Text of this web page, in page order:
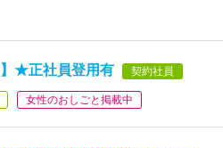
★正社員登用有 契約社員
女性のおしごと掲載中